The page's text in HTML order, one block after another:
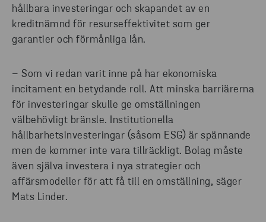
hållbara investeringar och skapandet av en
kreditnämnd för resurseffektivitet som ger
garantier och förmånliga lån.
– Som vi redan varit inne på har ekonomiska
incitament en betydande roll. Att minska barriärerna
för investeringar skulle ge omställningen
välbehövligt bränsle. Institutionella
hållbarhetsinvesteringar (såsom ESG) är spännande
men de kommer inte vara tillräckligt. Bolag måste
även själva investera i nya strategier och
affärsmodeller för att få till en omställning, säger
Mats Linder.